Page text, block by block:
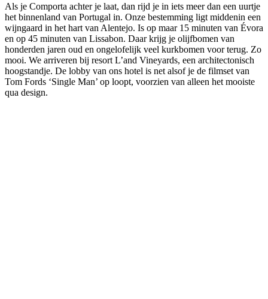
Als je Comporta achter je laat, dan rijd je in iets meer dan een uurtje
het binnenland van Portugal in. Onze bestemming ligt middenin een
wijngaard in het hart van Alentejo. Is op maar 15 minuten van Évora
en op 45 minuten van Lissabon. Daar krijg je olijfbomen van
honderden jaren oud en ongelofelijk veel kurkbomen voor terug. Zo
mooi. We arriveren bij resort L’and Vineyards, een architectonisch
hoogstandje. De lobby van ons hotel is net alsof je de filmset van
Tom Fords ‘Single Man’ op loopt, voorzien van alleen het mooiste
qua design.